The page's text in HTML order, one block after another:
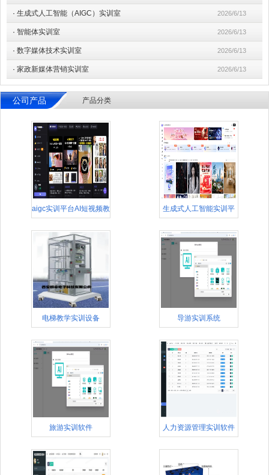
· 生成式人工智能（AIGC）实训室 2026/6/13
· 智能体实训室 2026/6/13
· 数字媒体技术实训室 2026/6/13
· 家政新媒体营销实训室 2026/6/13
公司产品 产品分类
aigc实训平台AI短视频教 生成式人工智能实训平
电梯教学实训设备 导游实训系统
旅游实训软件 人力资源管理实训软件